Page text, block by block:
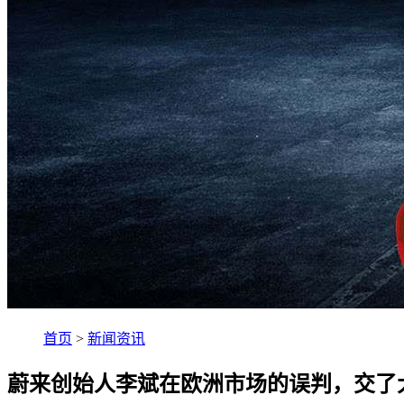
首页 > 新闻资讯
蔚来创始人李斌在欧洲市场的误判，交了